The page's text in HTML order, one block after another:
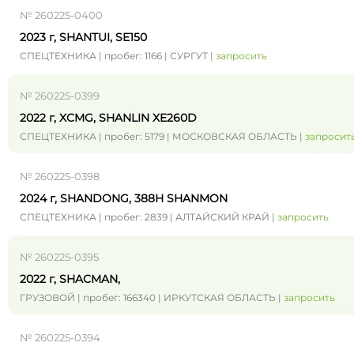
№ 260225-0400
2023 г, SHANTUI, SE150
СПЕЦТЕХНИКА | пробег: 1166 | СУРГУТ | запросить
№ 260225-0399
2022 г, XCMG, SHANLIN XE260D
СПЕЦТЕХНИКА | пробег: 5179 | МОСКОВСКАЯ ОБЛАСТЬ |
№ 260225-0398
2024 г, SHANDONG, 388H SHANMON
СПЕЦТЕХНИКА | пробег: 2839 | АЛТАЙСКИЙ КРАЙ | запросить
№ 260225-0395
2022 г, SHACMAN,
ГРУЗОВОЙ | пробег: 166340 | ИРКУТСКАЯ ОБЛАСТЬ | запросить
№ 260225-0394